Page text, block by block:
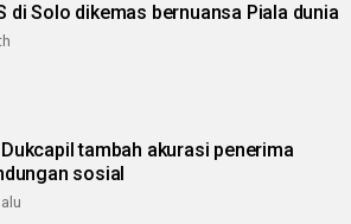
di Solo dikemas bernuansa Piala dunia
tambah akurasi penerima
sosial